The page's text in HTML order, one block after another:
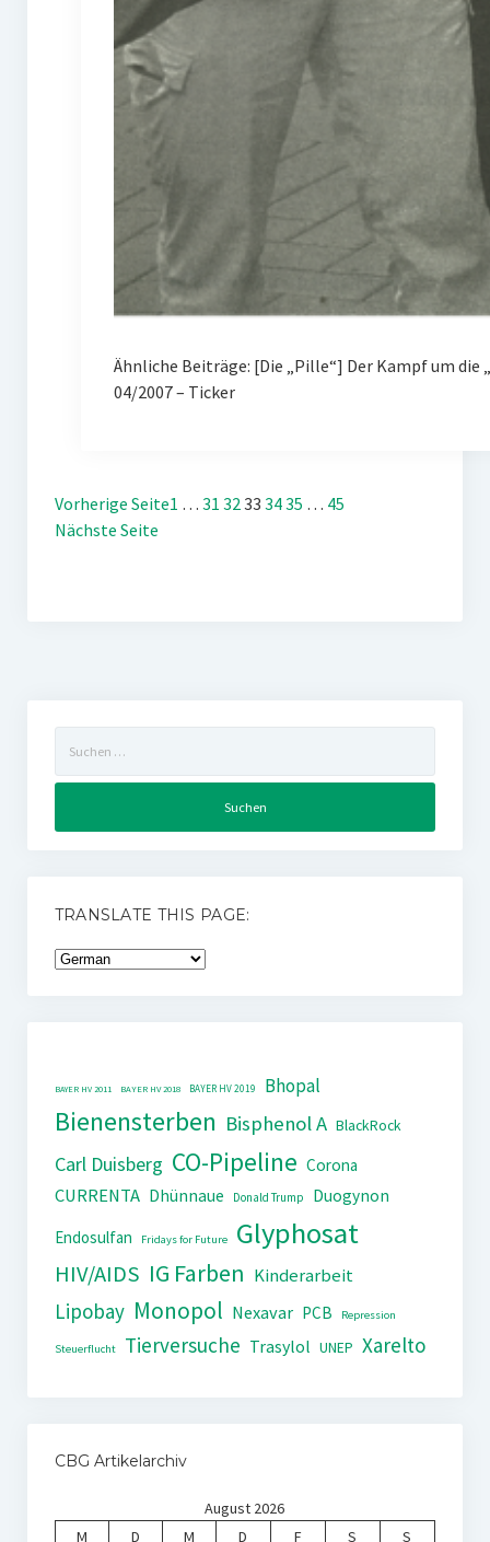
Ähnliche Beiträge: [Die „Pille“] Der Kampf um die
04/2007 – Ticker
Vorherige Seite1 … 31 3233 3435 … 45
Nächste Seite
nach:
TRANSLATE THIS PAGE:
BAYER HV 2011 BAYER HV 2018 BAYER HV 2019 Bhopal
Bienensterben Bisphenol A BlackRock
Carl Duisberg CO-Pipeline Corona
CURRENTA Dhünnaue Donald Trump
Duogynon
Endosulfan
Fridays for Future Glyphosat
HIV/AIDS IG Farben Kinderarbeit
Lipobay Monopol Nexavar PCB Repression
Steuerflucht Tierversuche Trasylol UNEP Xarelto
CBG Artikelarchiv
August 2026
M
D M D F S S